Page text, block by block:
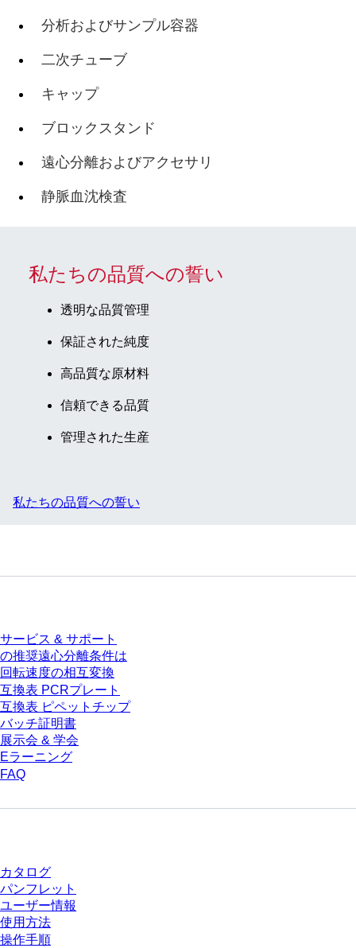
分析およびサンプル容器
二次チューブ
キャップ
ブロックスタンド
遠心分離およびアクセサリ
静脈血沈検査
私たちの品質への誓い
透明な品質管理
保証された純度
高品質な原材料
信頼できる品質
管理された生産
私たちの品質への誓い
サービス & サポート
の推奨遠心分離条件は
回転速度の相互変換
互換表 PCRプレート
互換表 ピペットチップ
バッチ証明書
展示会 & 学会
Eラーニング
FAQ
カタログ
パンフレット
ユーザー情報
使用方法
操作手順